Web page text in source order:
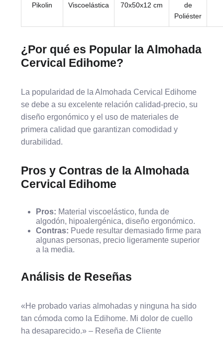
Pikolin Viscoelástica 70x50x12 cm
de
Poliéster
¿Por qué es Popular la Almohada
Cervical Edihome?
La popularidad de la Almohada Cervical Edihome
se debe a su excelente relación calidad-precio, su
diseño ergonómico y el uso de materiales de
primera calidad que garantizan comodidad y
durabilidad.
Pros y Contras de la Almohada
Cervical Edihome
Pros: Material viscoelástico, funda de
algodón, hipoalergénica, diseño ergonómico.
Contras: Puede resultar demasiado firme para
algunas personas, precio ligeramente superior
a la media.
Análisis de Reseñas
«He probado varias almohadas y ninguna ha sido
tan cómoda como la Edihome. Mi dolor de cuello
ha desaparecido.» – Reseña de Cliente